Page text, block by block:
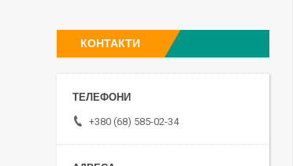
КОНТАКТИ
+380 (68) 585-02-34